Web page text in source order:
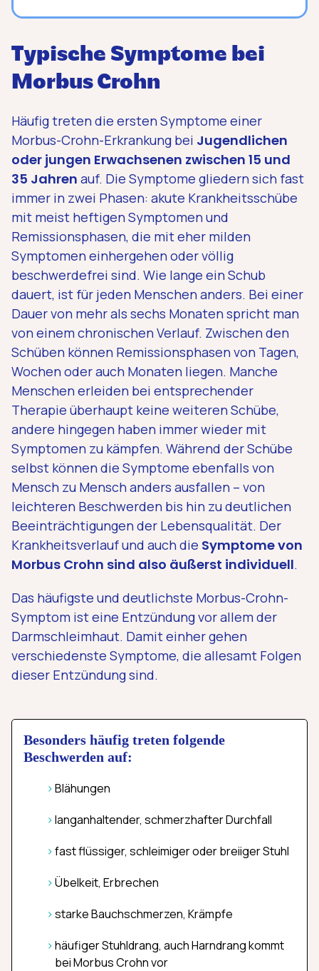
Typische Symptome bei
Morbus Crohn
Häufig treten die ersten Symptome einer
Morbus-Crohn-Erkrankung bei Jugendlichen
oder jungen Erwachsenen zwischen 15 und
35 Jahren auf. Die Symptome gliedern sich fast
immer in zwei Phasen: akute Krankheitsschübe
mit meist heftigen Symptomen und
Remissionsphasen, die mit eher milden
Symptomen einhergehen oder völlig
beschwerdefrei sind. Wie lange ein Schub
dauert, ist für jeden Menschen anders. Bei einer
Dauer von mehr als sechs Monaten spricht man
von einem chronischen Verlauf. Zwischen den
Schüben können Remissionsphasen von Tagen,
Wochen oder auch Monaten liegen. Manche
Menschen erleiden bei entsprechender
Therapie überhaupt keine weiteren Schübe,
andere hingegen haben immer wieder mit
Symptomen zu kämpfen. Während der Schübe
selbst können die Symptome ebenfalls von
Mensch zu Mensch anders ausfallen – von
leichteren Beschwerden bis hin zu deutlichen
Beeinträchtigungen der Lebensqualität. Der
Krankheitsverlauf und auch die Symptome von
Morbus Crohn sind also äußerst individuell.
Das häufigste und deutlichste Morbus-Crohn-
Symptom ist eine Entzündung vor allem der
Darmschleimhaut. Damit einher gehen
verschiedenste Symptome, die allesamt Folgen
dieser Entzündung sind.
Besonders häufig treten folgende
Beschwerden auf:
Blähungen
langanhaltender, schmerzhafter Durchfall
fast flüssiger, schleimiger oder breiiger Stuhl
Übelkeit, Erbrechen
starke Bauchschmerzen, Krämpfe
häufiger Stuhldrang, auch Harndrang kommt
bei Morbus Crohn vor